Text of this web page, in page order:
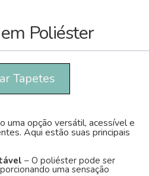
Poliéster
Tapetes
opção versátil, acessível e
Aqui estão suas principais
– O poliéster pode ser
uma sensação